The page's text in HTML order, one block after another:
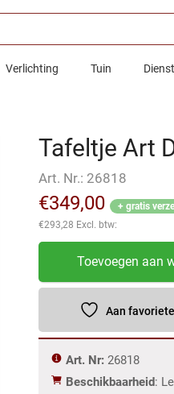
Verlichting Tuin
Tafeltje Art
Art. Nr.: 26818
€349,00
+ gratis
€293,28 Excl. btw:
Tafeltje
Déco
0,59
Toevoegen aan
Aan
Art. Nr:26818
Beschikbaarheid: